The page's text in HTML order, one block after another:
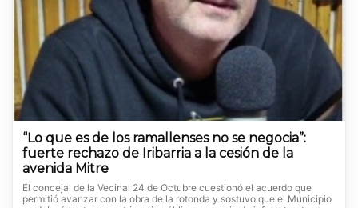
“Lo que es de los ramallenses no se negocia”:
fuerte rechazo de Iribarria a la cesión de la
avenida Mitre
El concejal de la Vecinal 24 de Octubre cuestionó el acuerdo que
permitió avanzar con la obra de la rotonda y sostuvo que el Municipio